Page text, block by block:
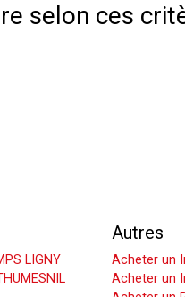
selon ces
LIGNY
Autres
Acheter un
Acheter un